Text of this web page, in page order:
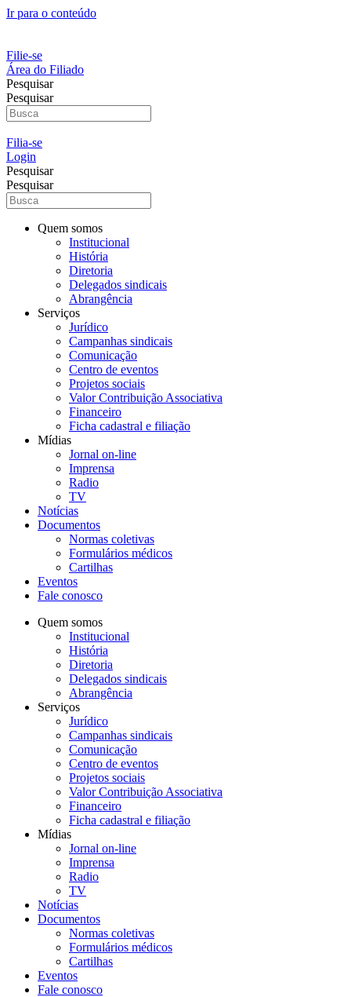
Ir para o conteúdo
Filie-se
Área do Filiado
Pesquisar
Pesquisar
Filia-se
Login
Pesquisar
Pesquisar
Quem somos
Institucional
História
Diretoria
Delegados sindicais
Abrangência
Serviços
Jurídico
Campanhas sindicais
Comunicação
Centro de eventos
Projetos sociais
Valor Contribuição Associativa
Financeiro
Ficha cadastral e filiação
Mídias
Jornal on-line
Imprensa
Radio
TV
Notícias
Documentos
Normas coletivas
Formulários médicos
Cartilhas
Eventos
Fale conosco
Quem somos
Institucional
História
Diretoria
Delegados sindicais
Abrangência
Serviços
Jurídico
Campanhas sindicais
Comunicação
Centro de eventos
Projetos sociais
Valor Contribuição Associativa
Financeiro
Ficha cadastral e filiação
Mídias
Jornal on-line
Imprensa
Radio
TV
Notícias
Documentos
Normas coletivas
Formulários médicos
Cartilhas
Eventos
Fale conosco